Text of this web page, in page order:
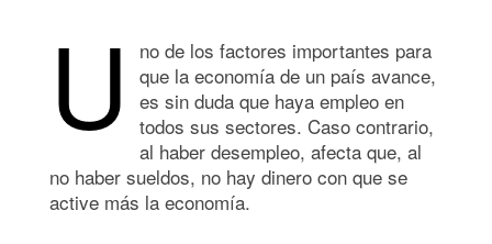
U
no de los factores importantes para
que la economía de un país avance,
es sin duda que haya empleo en
todos sus sectores. Caso contrario,
al haber desempleo, afecta que, al
no haber sueldos, no hay dinero con que se
active más la economía.